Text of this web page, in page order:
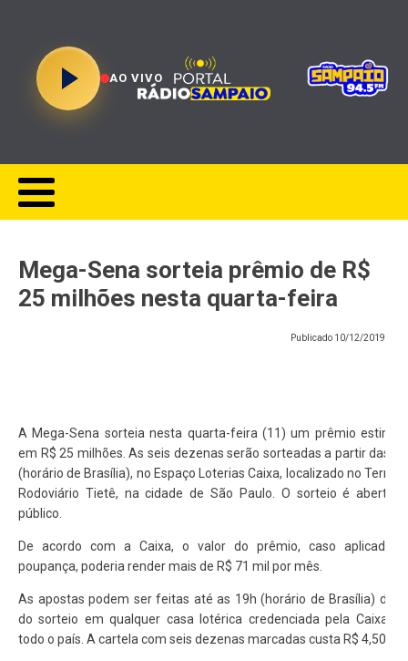
AO VIVO
Mega-Sena sorteia prêmio de R$
25 milhões nesta quarta-feira
Publicado 10/12/2019
A Mega-Sena sorteia nesta quarta-feira (11) um prêmio
em R$ 25 milhões. As seis dezenas serão sorteadas a partir das
(horário de Brasília), no Espaço Loterias Caixa, localizado no
Rodoviário Tietê, na cidade de São Paulo. O sorteio é aberto
público.
De acordo com a Caixa, o valor do prêmio, caso aplicado
poupança, poderia render mais de R$ 71 mil por mês.
As apostas podem ser feitas até as 19h (horário de Brasília) do
do sorteio em qualquer casa lotérica credenciada pela Caixa,
todo o país. A cartela com seis dezenas marcadas custa R$ 4,50.